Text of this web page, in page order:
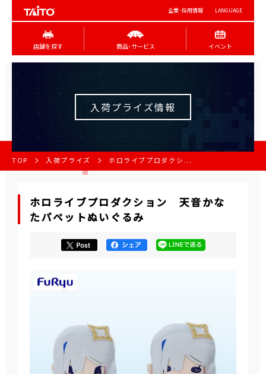
企業･採用情報 LANGUAGE
店舗を探す 商品･サービス イベント
入荷プライズ情報
TOP 入荷プライズ ホロライブプロダクシ...
ホロライブプロダクション 天音かな
たパペットぬいぐるみ